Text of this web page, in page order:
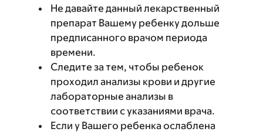
Не давайте данный лекарственный
препарат Вашему ребенку дольше
предписанного врачом периода
времени.
Следите за тем, чтобы ребенок
проходил анализы крови и другие
лабораторные анализы в
соответствии с указаниями врача.
Если у Вашего ребенка ослаблена